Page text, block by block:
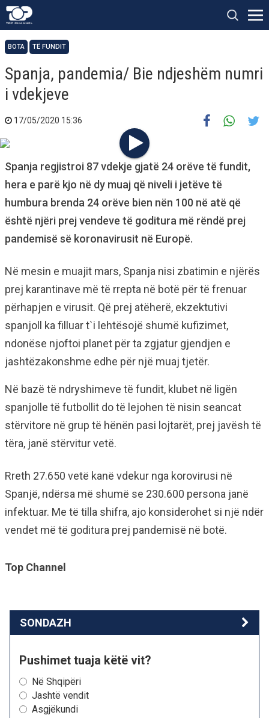
BOTA TË FUNDIT
Spanja, pandemia/ Bie ndjeshëm numri
i vdekjeve
17/05/2020 15:36
Spanja regjistroi 87 vdekje gjatë 24 orëve të fundit,
hera e parë kjo në dy muaj që niveli i jetëve të
humbura brenda 24 orëve bien nën 100 në atë që
është njëri prej vendeve të goditura më rëndë prej
pandemisë së koronavirusit në Europë.
Në mesin e muajit mars, Spanja nisi zbatimin e njërës
prej karantinave më të rrepta në botë për të frenuar
përhapjen e virusit. Që prej atëherë, ekzektutivi
spanjoll ka filluar t`i lehtësojë shumë kufizimet,
ndonëse njoftoi planet për ta zgjatur gjendjen e
jashtëzakonshme edhe për një muaj tjetër.
Në bazë të ndryshimeve të fundit, klubet në ligën
spanjolle të futbollit do të lejohen të nisin seancat
stërvitore në grup të hënën pasi lojtarët, prej javësh të
tëra, janë stërvitur vetë.
Rreth 27.650 vetë kanë vdekur nga korovirusi në
Spanjë, ndërsa më shumë se 230.600 persona janë
infektuar. Me të tilla shifra, ajo konsiderohet si një ndër
vendet më të goditura prej pandemisë në botë.
Top Channel
SONDAZH
Pushimet tuaja këtë vit?
Në Shqipëri
Jashtë vendit
Asgjëkundi